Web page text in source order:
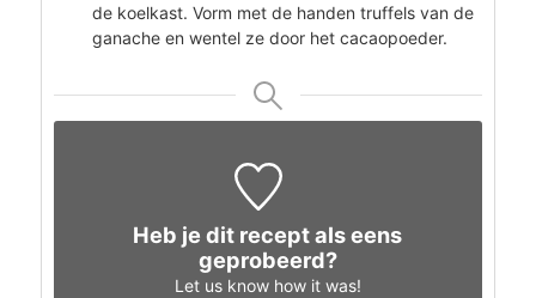
de koelkast. Vorm met de handen truffels van de
ganache en wentel ze door het cacaopoeder.
Heb je dit recept als eens
geprobeerd?
Let us knowhow it was!